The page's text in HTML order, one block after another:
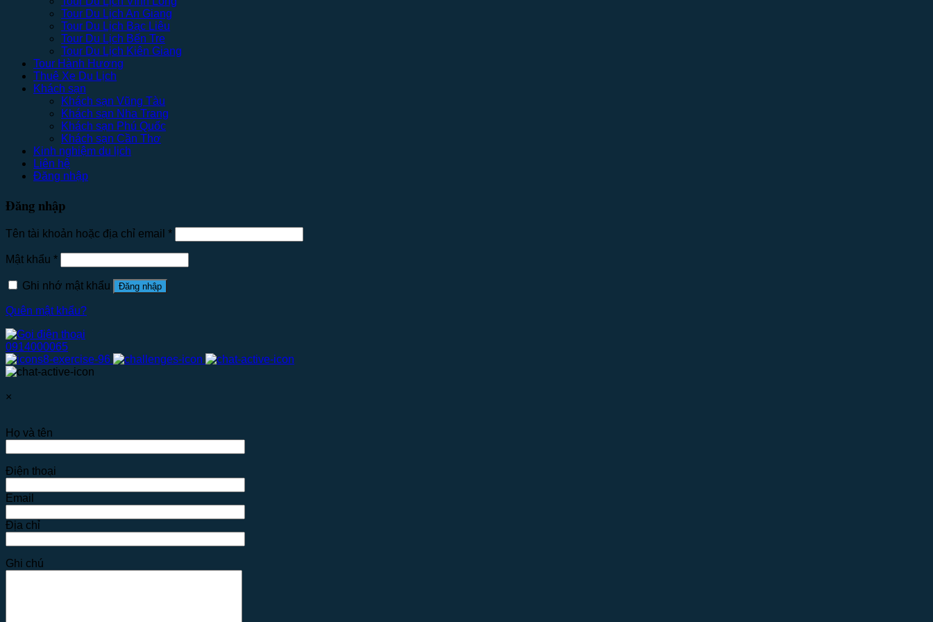
Tour Du Lịch An Giang
Tour Du Lịch Bạc Liêu
Tour Du Lịch Bến Tre
Tour Du Lịch Kiên Giang
Tour Hành Hương
Thuê Xe Du Lịch
Khách sạn
Khách sạn Vũng Tàu
Khách sạn Nha Trang
Khách sạn Phú Quốc
Khách sạn Cần Thơ
Kinh nghiệm du lịch
Liên hệ
Đăng nhập
Đăng nhập
Tên tài khoản hoặc địa chỉ email *
Mật khẩu *
Ghi nhớ mật khẩu Đăng nhập
Quên mật khẩu?
0914000065
×
Họ và tên
Điện thoại
Email
Địa chỉ
Ghi chú